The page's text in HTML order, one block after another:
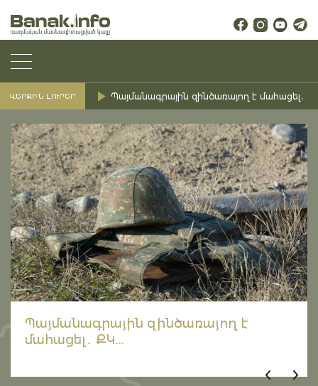
ՎԵՐՋԻՆ ԼՈՒՐԵՐ Պայմանագրային զինծառայող է մահացել․
Պայմանագրային զինծառայող է
մահացել․ ՔԿ...